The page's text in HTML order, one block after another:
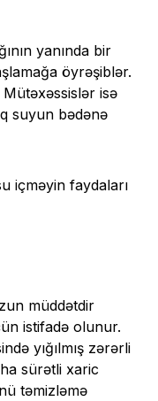
yanında bir
öyrəşiblər.
isə
suyun bədənə
içməyin faydaları
müddətdir
istifadə olunur.
yığılmış zərərli
sürətli xaric
təmizləmə